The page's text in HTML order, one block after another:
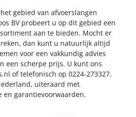
gebied van afvoerslangen
BV probeert u op dit gebied een
aan te bieden. Mocht er
dan kunt u natuurlijk altijd
voor een vakkundig advies
een scherpe prijs. U kunt ons
of telefonisch op 0224-273327.
uiteraard met
en garantievoorwaarden.